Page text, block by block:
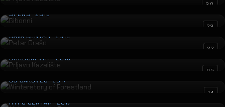
30
Gibonni
SPENS · 2018
23
Petar Grašo
SAVA CENTAR · 2018
22
Prljavo Kazalište
GRADSKI VRT · 2018
05
Winterstory of Forestland
GŠ ČAKOVEC · 2017
14
Alukoenigstahl Event
HYPO CENTAR · 2017